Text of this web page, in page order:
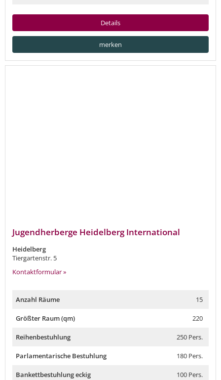
Details
merken
Jugendherberge Heidelberg International
Heidelberg
Tiergartenstr. 5
Kontaktformular »
Anzahl Räume 15
Größter Raum (qm) 220
Reihenbestuhlung 250 Pers.
Parlamentarische Bestuhlung 180 Pers.
Bankettbestuhlung eckig 100 Pers.